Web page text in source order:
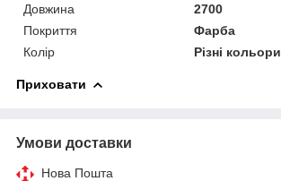
Довжина
2700
Покриття
Фарба
Колір
Різні кольори
Приховати
Умови доставки
Нова Пошта